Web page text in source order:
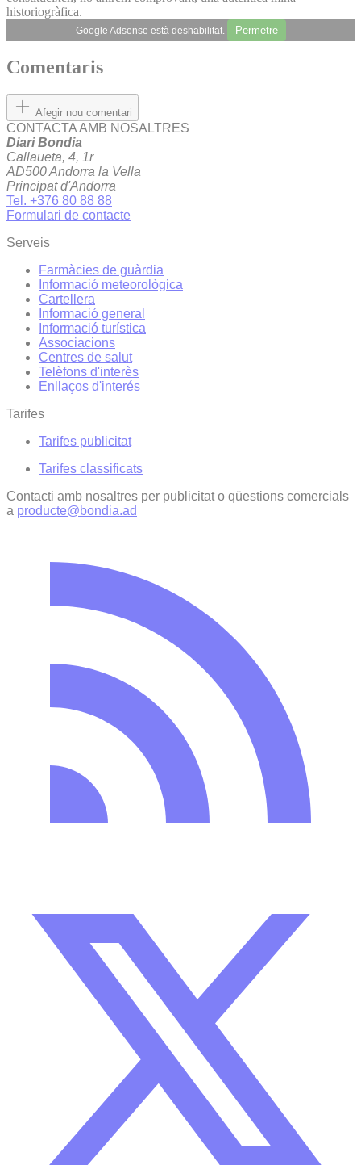
historiogràfica.
Google Adsense està deshabilitat. Permetre
Comentaris
Afegir nou comentari
CONTACTA AMB NOSALTRES
Diari Bondia
Callaueta, 4, 1r
AD500 Andorra la Vella
Principat d'Andorra
Tel. +376 80 88 88
Formulari de contacte
Serveis
Farmàcies de guàrdia
Informació meteorològica
Cartellera
Informació general
Informació turística
Associacions
Centres de salut
Telèfons d'interès
Enllaços d'interés
Tarifes
Tarifes publicitat
Tarifes classificats
Contacti amb nosaltres per publicitat o qüestions comercials
a producte@bondia.ad